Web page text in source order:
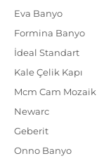
Eva Banyo
Formina Banyo
İdeal Standart
Kale Çelik Kapı
Mcm Cam Mozaik
Newarc
Geberit
Onno Banyo